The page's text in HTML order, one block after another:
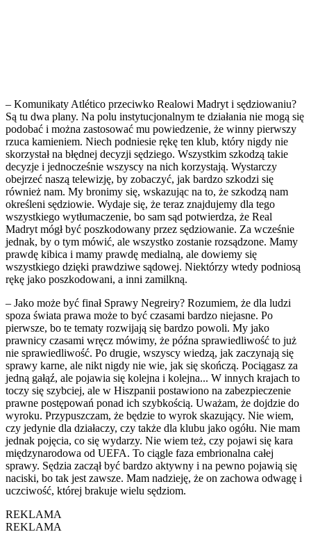
– Komunikaty Atlético przeciwko Realowi Madryt i sędziowaniu?
Są tu dwa plany. Na polu instytucjonalnym te działania nie mogą się
podobać i można zastosować mu powiedzenie, że winny pierwszy
rzuca kamieniem. Niech podniesie rękę ten klub, który nigdy nie
skorzystał na błędnej decyzji sędziego. Wszystkim szkodzą takie
decyzje i jednocześnie wszyscy na nich korzystają. Wystarczy
obejrzeć naszą telewizję, by zobaczyć, jak bardzo szkodzi się
również nam. My bronimy się, wskazując na to, że szkodzą nam
określeni sędziowie. Wydaje się, że teraz znajdujemy dla tego
wszystkiego wytłumaczenie, bo sam sąd potwierdza, że Real
Madryt mógł być poszkodowany przez sędziowanie. Za wcześnie
jednak, by o tym mówić, ale wszystko zostanie rozsądzone. Mamy
prawdę kibica i mamy prawdę medialną, ale dowiemy się
wszystkiego dzięki prawdziwe sądowej. Niektórzy wtedy podniosą
rękę jako poszkodowani, a inni zamilkną.
– Jako może być finał Sprawy Negreiry? Rozumiem, że dla ludzi
spoza świata prawa może to być czasami bardzo niejasne. Po
pierwsze, bo te tematy rozwijają się bardzo powoli. My jako
prawnicy czasami wręcz mówimy, że późna sprawiedliwość to już
nie sprawiedliwość. Po drugie, wszyscy wiedzą, jak zaczynają się
sprawy karne, ale nikt nigdy nie wie, jak się skończą. Pociągasz za
jedną gałąź, ale pojawia się kolejna i kolejna... W innych krajach to
toczy się szybciej, ale w Hiszpanii postawiono na zabezpieczenie
prawne postępowań ponad ich szybkością. Uważam, że dojdzie do
wyroku. Przypuszczam, że będzie to wyrok skazujący. Nie wiem,
czy jedynie dla działaczy, czy także dla klubu jako ogółu. Nie mam
jednak pojęcia, co się wydarzy. Nie wiem też, czy pojawi się kara
międzynarodowa od UEFA. To ciągle faza embrionalna całej
sprawy. Sędzia zaczął być bardzo aktywny i na pewno pojawią się
naciski, bo tak jest zawsze. Mam nadzieję, że on zachowa odwagę i
uczciwość, której brakuje wielu sędziom.
REKLAMA
REKLAMA